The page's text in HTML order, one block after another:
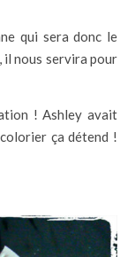
qui sera donc le
il nous servira pour
! Ashley avait
ça détend !